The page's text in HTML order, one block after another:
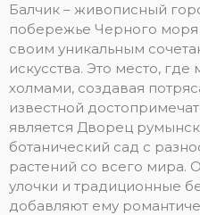
Балчик – живописный
побережье Черного моря
своим уникальным
искусства. Это место, где
холмами, создавая
известной
является Дворец
ботанический сад с
растений со всего
улочки и традиционные
добавляют ему